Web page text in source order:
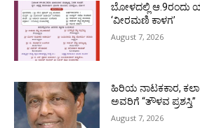
ಬೋಳದಲ್ಲಿ ಆ.9ರಂದು
‘ವೀರಮಣಿ ಕಾಳಗ’
August 7, 2026
ಹಿರಿಯ ನಾಟಕಕಾರ, ಕಲಾ
ಅವರಿಗೆ “ತೌಳವ ಪ್ರಶಸ್ತಿ”
August 7, 2026